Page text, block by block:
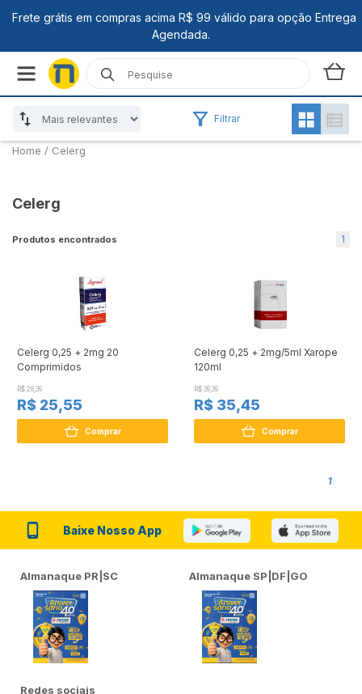
Filtrar
Home / Celerg
Celerg
Produtos encontrados 1
Celerg 0,25 + 2mg 20
Comprimidos
R$ 28,39
R$ 25,55
Comprar
Celerg 0,25 + 2mg/5ml Xarope
120ml
R$ 39,39
R$ 35,45
Comprar
1
Baixe Nosso App
Almanaque PR|SC Almanaque SP|DF|GO
Redes sociais